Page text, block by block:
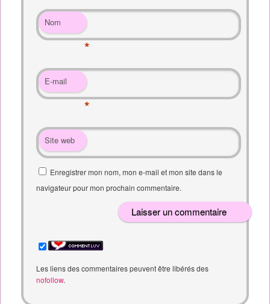
Nom
*
E-mail
*
Site web
Enregistrer mon nom, mon e-mail et mon site dans le
navigateur pour mon prochain commentaire.
Les liens des commentaires peuvent être libérés des
nofollow.